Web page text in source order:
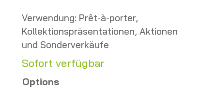
Verwendung: Prêt-à-porter,
Kollektionspräsentationen, Aktionen
und Sonderverkäufe
Sofort verfügbar
Options